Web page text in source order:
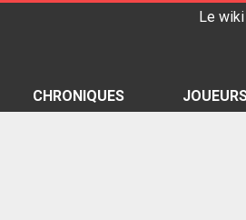
Le wiki
CHRONIQUES